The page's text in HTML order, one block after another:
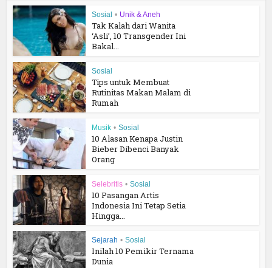
Sosial • Unik & Aneh
Tak Kalah dari Wanita
‘Asli’, 10 Transgender Ini
Bakal...
Sosial
Tips untuk Membuat
Rutinitas Makan Malam di
Rumah
Musik • Sosial
10 Alasan Kenapa Justin
Bieber Dibenci Banyak
Orang
Selebritis • Sosial
10 Pasangan Artis
Indonesia Ini Tetap Setia
Hingga...
Sejarah • Sosial
Inilah 10 Pemikir Ternama
Dunia